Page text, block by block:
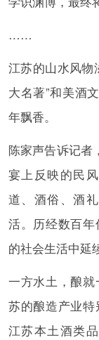
……
江苏的山水风物
大名著”和美酒
年飘香。
陈家声告诉记者
宴上反映的民
道、酒俗、酒
活。历经数百
的社会生活中延
一方水土，酿
苏的酿造产业
江苏本土酒类